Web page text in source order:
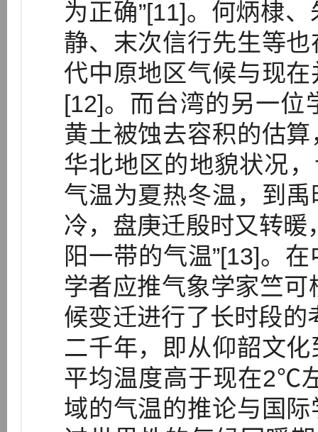
为正确”[11]。何炳棣
静、末次信行先生等
代中原地区气候与现
[12]。而台湾的另一位
黄土被蚀去容积的估
华北地区的地貌状况
气温为夏热冬温，到
冷，盘庚迁殷时又转
阳一带的气温”[13]。
学者应推气象学家竺
候变迁进行了长时段的
二千年，即从仰韶文
平均温度高于现在2℃
域的气温的推论与国